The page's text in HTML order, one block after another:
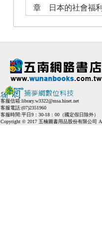
章 日本的社會福
客服信箱:library.w3322@msa.hinet.net
客服電話:(07)2351960
客服時間:平日9：30-18：00（國定假日除外）
Copyright © 2017 五楠圖書用品股份有限公司